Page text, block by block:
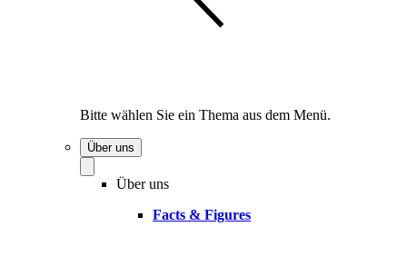
Bitte wählen Sie ein Thema aus dem Menü.
Über uns
Über uns
Facts & Figures